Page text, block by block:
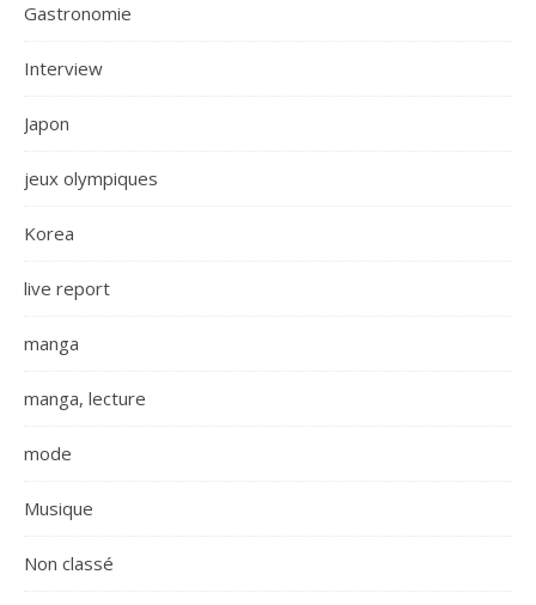
Gastronomie
Interview
Japon
jeux olympiques
Korea
live report
manga
manga, lecture
mode
Musique
Non classé